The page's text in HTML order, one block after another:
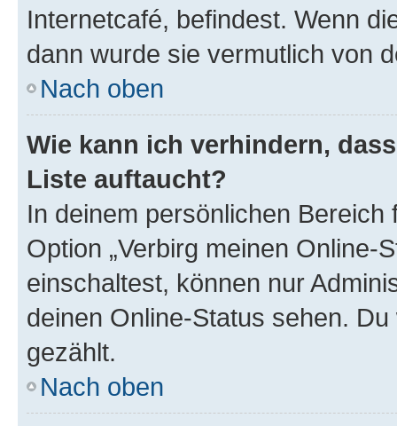
Internetcafé, befindest. Wenn
dann wurde sie vermutlich von
Nach oben
Wie kann ich verhindern,
Liste auftaucht?
In deinem persönlichen
Option „Verbirg meinen Online-
einschaltest, können nur
deinen Online-Status sehen.
gezählt.
Nach oben